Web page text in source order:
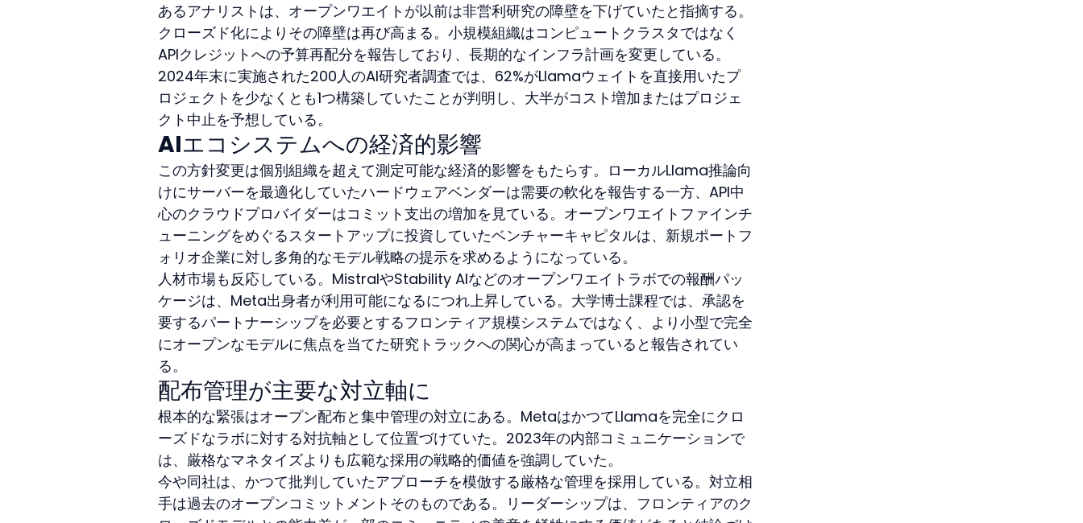
あるアナリストは、オープンワエイトが以前は非営利研究の障壁を下げていたと指摘する。
クローズド化によりその障壁は再び高まる。小規模組織はコンピュートクラスタではなく
APIクレジットへの予算再配分を報告しており、長期的なインフラ計画を変更している。
2024年末に実施された200人のAI研究者調査では、62%がLlamaウェイトを直接用いたプ
ロジェクトを少なくとも1つ構築していたことが判明し、大半がコスト増加またはプロジェ
クト中止を予想している。
AIエコシステムへの経済的影響
この方針変更は個別組織を超えて測定可能な経済的影響をもたらす。ローカルLlama推論向
けにサーバーを最適化していたハードウェアベンダーは需要の軟化を報告する一方、API中
心のクラウドプロバイダーはコミット支出の増加を見ている。オープンワエイトファインチ
ューニングをめぐるスタートアップに投資していたベンチャーキャピタルは、新規ポートフ
ォリオ企業に対し多角的なモデル戦略の提示を求めるようになっている。
人材市場も反応している。MistralやStability AIなどのオープンワエイトラボでの報酬パッ
ケージは、Meta出身者が利用可能になるにつれ上昇している。大学博士課程では、承認を
要するパートナーシップを必要とするフロンティア規模システムではなく、より小型で完全
にオープンなモデルに焦点を当てた研究トラックへの関心が高まっていると報告されてい
る。
配布管理が主要な対立軸に
根本的な緊張はオープン配布と集中管理の対立にある。MetaはかつてLlamaを完全にクロ
ーズドなラボに対する対抗軸として位置づけていた。2023年の内部コミュニケーションで
は、厳格なマネタイズよりも広範な採用の戦略的価値を強調していた。
今や同社は、かつて批判していたアプローチを模倣する厳格な管理を採用している。対立相
手は過去のオープンコミットメントそのものである。リーダーシップは、フロンティアのク